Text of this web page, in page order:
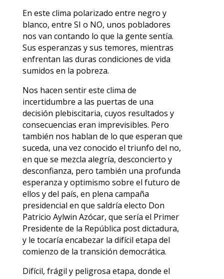
En este clima polarizado entre negro y
blanco, entre SI o NO, unos pobladores
nos van contando lo que la gente sentía.
Sus esperanzas y sus temores, mientras
enfrentan las duras condiciones de vida
sumidos en la pobreza.
Nos hacen sentir este clima de
incertidumbre a las puertas de una
decisión plebiscitaria, cuyos resultados y
consecuencias eran imprevisibles. Pero
también nos hablan de lo que esperan que
suceda, una vez conocido el triunfo del no,
en que se mezcla alegría, desconcierto y
desconfianza, pero también una profunda
esperanza y optimismo sobre el futuro de
ellos y del país, en plena campaña
presidencial en que saldría electo Don
Patricio Aylwin Azócar, que sería el Primer
Presidente de la República post dictadura,
y le tocaría encabezar la difícil etapa del
comienzo de la transición democrática.
Difícil, frágil y peligrosa etapa, donde el